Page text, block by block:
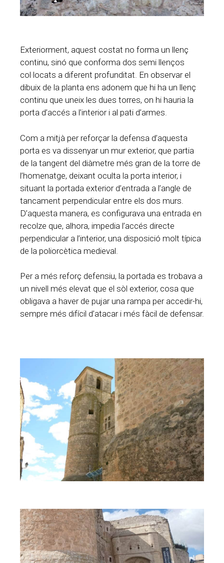
Exteriorment, aquest costat no forma un llenç
continu, sinó que conforma dos semi llenços
col·locats a diferent profunditat. En observar el
dibuix de la planta ens adonem que hi ha un llenç
continu que uneix les dues torres, on hi hauria la
porta d’accés a l’interior i al pati d’armes.
Com a mitjà per reforçar la defensa d’aquesta
porta es va dissenyar un mur exterior, que partia
de la tangent del diàmetre més gran de la torre de
l’homenatge, deixant oculta la porta interior, i
situant la portada exterior d’entrada a l’angle de
tancament perpendicular entre els dos murs.
D’aquesta manera, es configurava una entrada en
recolze que, alhora, impedia l’accés directe
perpendicular a l’interior, una disposició molt típica
de la poliorcètica medieval.
Per a més reforç defensiu, la portada es trobava a
un nivell més elevat que el sòl exterior, cosa que
obligava a haver de pujar una rampa per accedir-hi,
sempre més difícil d’atacar i més fàcil de defensar.